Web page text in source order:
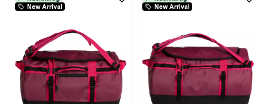
New Arrival
New Arrival